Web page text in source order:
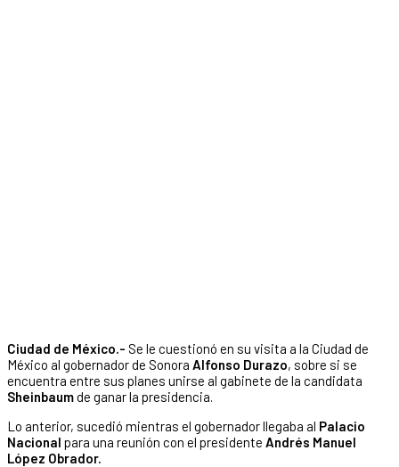
Ciudad de México.- Se le cuestionó en su visita a la Ciudad de
México al gobernador de Sonora Alfonso Durazo, sobre si se
encuentra entre sus planes unirse al gabinete de la candidata
Sheinbaumde ganar la presidencia.
Lo anterior, sucedió mientras el gobernador llegaba al Palacio
Nacional para una reunión con el presidente Andrés Manuel
López Obrador.